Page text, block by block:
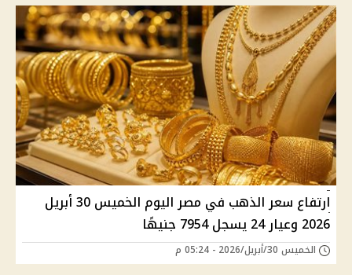
ارتفاع سعر الذهب في مصر اليوم الخميس 30 أبريل
2026 وعيار 24 يسجل 7954 جنيهًا
الخميس 30/أبريل/2026 - 05:24 م